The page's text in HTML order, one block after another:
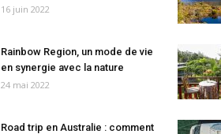
16 juin 2022
Rainbow Region, un mode de vie
en synergie avec la nature
24 mai 2022
Road trip en Australie : comment